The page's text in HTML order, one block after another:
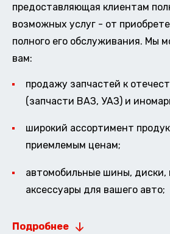
предоставляющая клиентам
возможных услуг - от
полного его обслуживания. Мы
вам:
продажу запчастей к
(запчасти ВАЗ, УАЗ) и
широкий ассортимент
приемлемым ценам;
автомобильные шины, диски,
аксессуары для вашего авто;
Подробнее